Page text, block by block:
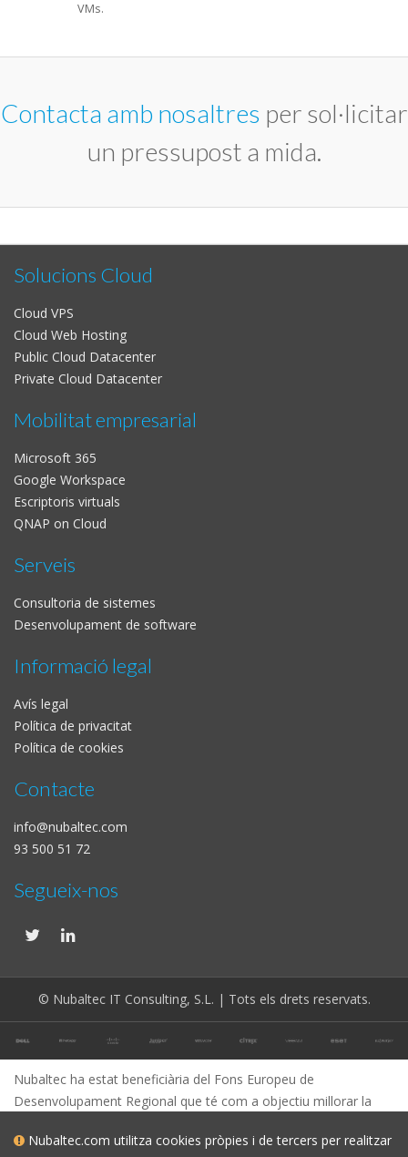
VMs.
Contacta amb nosaltres per sol·licitar
un pressupost a mida.
Solucions Cloud
Cloud VPS
Cloud Web Hosting
Public Cloud Datacenter
Private Cloud Datacenter
Mobilitat empresarial
Microsoft 365
Google Workspace
Escriptoris virtuals
QNAP on Cloud
Serveis
Consultoria de sistemes
Desenvolupament de software
Informació legal
Avís legal
Política de privacitat
Política de cookies
Contacte
info@nubaltec.com
93 500 51 72
Segueix-nos
© Nubaltec IT Consulting, S.L. | Tots els drets reservats.
Nubaltec ha estat beneficiària del Fons Europeu de
Desenvolupament Regional que té com a objectiu millorar la
un Pla de Màrqueting Digital Internacional amb l'objectiu de
Nubaltec.com utilitza cookies pròpies i de tercers per realitzar